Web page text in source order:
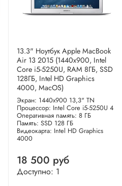
13.3" Ноутбук Apple MacBook
Air 13 2015 (1440x900, Intel
Core i5-5250U, RAM 8ГБ, SSD
128ГБ, Intel HD Graphics
4000, MacOS)
Экран: 1440x900 13,3" TN
Процессор: Intel Core i5-5250U 4
Оперативная память: 8 ГБ
Память: SSD 128 ГБ
Видеокарта: Intel HD Graphics
4000
18 500 руб
Доступно: 1